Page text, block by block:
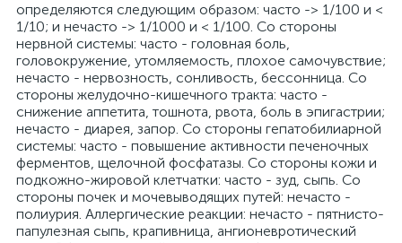
определяются следующим образом: часто -> 1/100 и <
1/10; и нечасто -> 1/1000 и < 1/100. Со стороны
нервной системы: часто - головная боль,
головокружение, утомляемость, плохое самочувствие;
нечасто - нервозность, сонливость, бессонница. Со
стороны желудочно-кишечного тракта: часто -
снижение аппетита, тошнота, рвота, боль в эпигастрии;
нечасто - диарея, запор. Со стороны гепатобилиарной
системы: часто - повышение активности печеночных
ферментов, щелочной фосфатазы. Со стороны кожи и
подкожно-жировой клетчатки: часто - зуд, сыпь. Со
стороны почек и мочевыводящих путей: нечасто -
полиурия. Аллергические реакции: нечасто - пятнисто-
папулезная сыпь, крапивница, ангионевротический